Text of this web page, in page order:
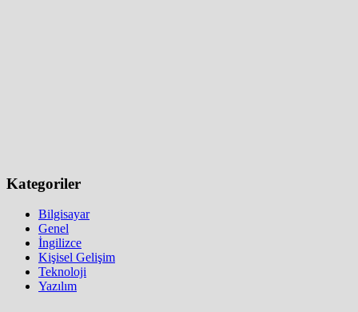
Kategoriler
Bilgisayar
Genel
İngilizce
Kişisel Gelişim
Teknoloji
Yazılım